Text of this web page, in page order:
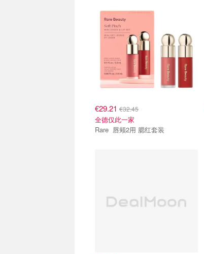
€29.21 €32.45
全德仅此一家
Rare 唇颊2用 腮红套装